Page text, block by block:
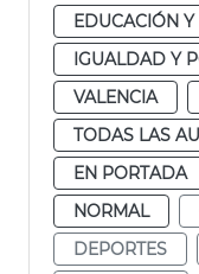
EDUCACIÓN
IGUALDAD Y
VALENCIA
TODAS LAS
EN PORTADA
NORMAL
DEPORTES